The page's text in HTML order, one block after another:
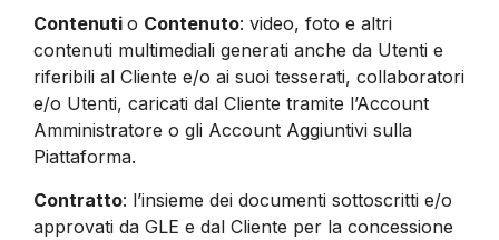
Contenuti o Contenuto: video, foto e altri
contenuti multimediali generati anche da Utenti e
riferibili al Cliente e/o ai suoi tesserati, collaboratori
e/o Utenti, caricati dal Cliente tramite l’Account
Amministratore o gli Account Aggiuntivi sulla
Piattaforma.
Contratto: l’insieme dei documenti sottoscritti e/o
approvati da GLE e dal Cliente per la concessione